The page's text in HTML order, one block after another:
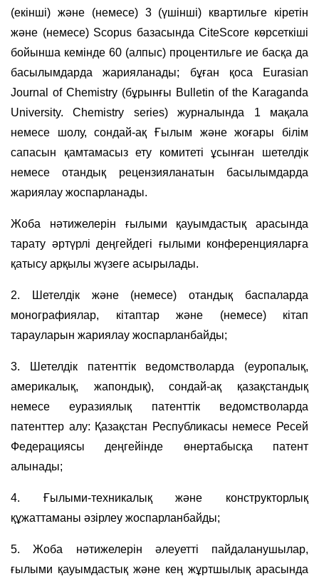
(екінші) және (немесе) 3 (үшінші) квартильге кіретін
және (немесе) Scopus базасында CiteScore көрсеткіші
бойынша кемінде 60 (алпыс) процентильге ие басқа да
басылымдарда жарияланады; бұған қоса Eurasian
Journal of Chemistry (бұрынғы Bulletin of the Karaganda
University. Chemistry series) журналында 1 мақала
немесе шолу, сондай-ақ Ғылым және жоғары білім
сапасын қамтамасыз ету комитеті ұсынған шетелдік
немесе отандық рецензияланатын басылымдарда
жариялау жоспарланады.
Жоба нәтижелерін ғылыми қауымдастық арасында
тарату әртүрлі деңгейдегі ғылыми конференцияларға
қатысу арқылы жүзеге асырылады.
2. Шетелдік және (немесе) отандық баспаларда
монографиялар, кітаптар және (немесе) кітап
тарауларын жариялау жоспарланбайды;
3. Шетелдік патенттік ведомстволарда (еуропалық,
америкалық, жапондық), сондай-ақ қазақстандық
немесе еуразиялық патенттік ведомстволарда
патенттер алу: Қазақстан Республикасы немесе Ресей
Федерациясы деңгейінде өнертабысқа патент
алынады;
4. Ғылыми-техникалық және конструкторлық
құжаттаманы әзірлеу жоспарланбайды;
5. Жоба нәтижелерін әлеуетті пайдаланушылар,
ғылыми қауымдастық және кең жұртшылық арасында